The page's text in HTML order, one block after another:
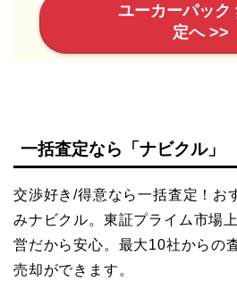
ユーカーパック
定へ >>
一括査定なら「ナビクル」
交渉好き/得意なら一括査定！お
みナビクル。東証プライム市場
営だから安心。最大10社からの
売却ができます。